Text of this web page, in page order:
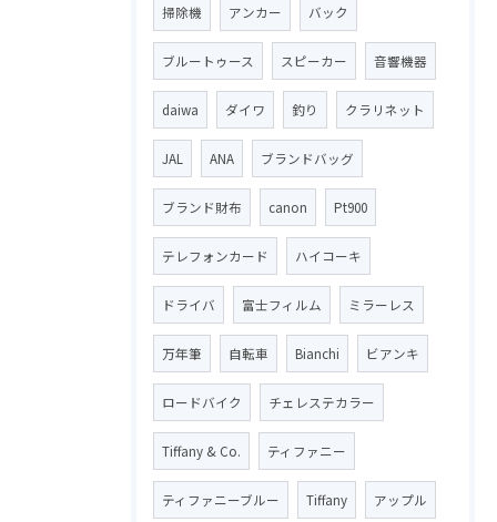
掃除機 アンカー バック
ブルートゥース スピーカー 音響機器
daiwa ダイワ 釣り クラリネット
JAL ANA ブランドバッグ
ブランド財布 canon Pt900
テレフォンカード ハイコーキ
ドライバ 富士フィルム ミラーレス
万年筆 自転車 Bianchi ビアンキ
ロードバイク チェレステカラー
Tiffany & Co. ティファニー
ティファニーブルー Tiffany アップル